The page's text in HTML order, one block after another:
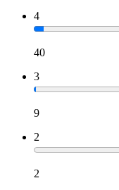
4
40
3
9
2
2